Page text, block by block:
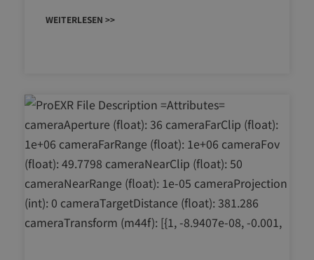
WEITERLESEN >>